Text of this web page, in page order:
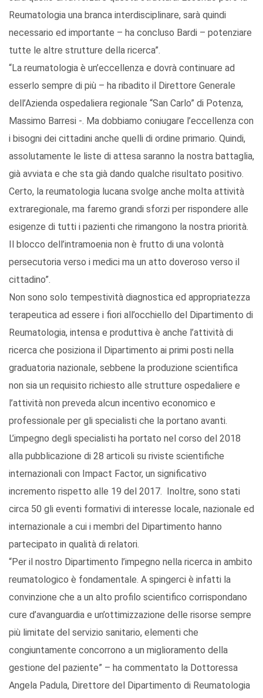
Reumatologia una branca interdisciplinare, sarà quindi
necessario ed importante – ha concluso Bardi – potenziare
tutte le altre strutture della ricerca”.
“La reumatologia è un’eccellenza e dovrà continuare ad
esserlo sempre di più – ha ribadito il Direttore Generale
dell’Azienda ospedaliera regionale “San Carlo” di Potenza,
Massimo Barresi -. Ma dobbiamo coniugare l’eccellenza con
i bisogni dei cittadini anche quelli di ordine primario. Quindi,
assolutamente le liste di attesa saranno la nostra battaglia,
già avviata e che sta già dando qualche risultato positivo.
Certo, la reumatologia lucana svolge anche molta attività
extraregionale, ma faremo grandi sforzi per rispondere alle
esigenze di tutti i pazienti che rimangono la nostra priorità.
Il blocco dell’intramoenia non è frutto di una volontà
persecutoria verso i medici ma un atto doveroso verso il
cittadino”.
Non sono solo tempestività diagnostica ed appropriatezza
terapeutica ad essere i fiori all’occhiello del Dipartimento di
Reumatologia, intensa e produttiva è anche l’attività di
ricerca che posiziona il Dipartimento ai primi posti nella
graduatoria nazionale, sebbene la produzione scientifica
non sia un requisito richiesto alle strutture ospedaliere e
l’attività non preveda alcun incentivo economico e
professionale per gli specialisti che la portano avanti.
L’impegno degli specialisti ha portato nel corso del 2018
alla pubblicazione di 28 articoli su riviste scientifiche
internazionali con Impact Factor, un significativo
incremento rispetto alle 19 del 2017. Inoltre, sono stati
circa 50 gli eventi formativi di interesse locale, nazionale ed
internazionale a cui i membri del Dipartimento hanno
partecipato in qualità di relatori.
“Per il nostro Dipartimento l’impegno nella ricerca in ambito
reumatologico è fondamentale. A spingerci è infatti la
convinzione che a un alto profilo scientifico corrispondano
cure d’avanguardia e un’ottimizzazione delle risorse sempre
più limitate del servizio sanitario, elementi che
congiuntamente concorrono a un miglioramento della
gestione del paziente” – ha commentato la Dottoressa
Angela Padula, Direttore del Dipartimento di Reumatologia